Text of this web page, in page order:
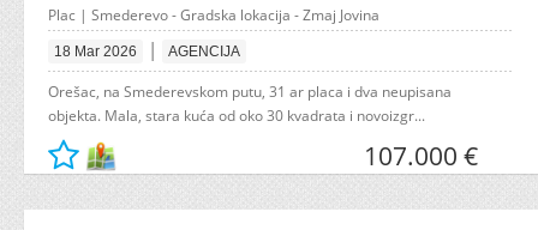
Plac | Smederevo - Gradska lokacija - Zmaj Jovina
18 Mar 2026 | AGENCIJA
Orešac, na Smederevskom putu, 31 ar placa i dva neupisana
objekta. Mala, stara kuća od oko 30 kvadrata i novoizgr...
107.000 €